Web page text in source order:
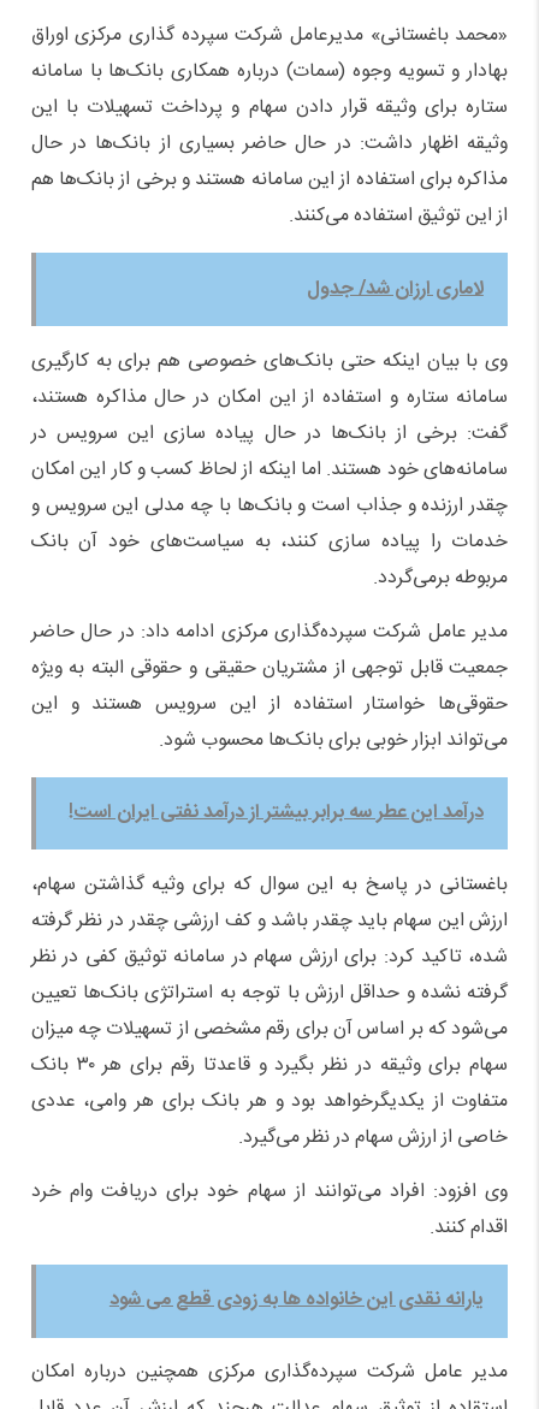
«محمد باغستانی» مدیرعامل شرکت سپرده گذاری مرکزی اوراق
بهادار و تسویه وجوه (سمات) درباره همکاری بانک‌ها با سامانه
ستاره برای وثیقه قرار دادن سهام و پرداخت تسهیلات با این
وثیقه اظهار داشت: در حال حاضر بسیاری از بانک‌ها در حال
مذاکره برای استفاده از این سامانه هستند و برخی از بانک‌ها هم
از این توثیق استفاده می‌کنند.
لاماری ارزان شد/ جدول
وی با بیان اینکه حتی بانک‌های خصوصی هم برای به کارگیری
سامانه ستاره و استفاده از این امکان در حال مذاکره هستند،
گفت: برخی از بانک‌ها در حال پیاده سازی این سرویس در
سامانه‌های خود هستند. اما اینکه از لحاظ کسب و کار این امکان
چقدر ارزنده و جذاب است و بانک‌ها با چه مدلی این سرویس و
خدمات را پیاده سازی کنند، به سیاست‌های خود آن بانک
مربوطه برمی‌گردد.
مدیر عامل شرکت سپرده‌گذاری مرکزی ادامه داد: در حال حاضر
جمعیت قابل توجهی از مشتریان حقیقی و حقوقی البته به ویژه
حقوقی‌ها خواستار استفاده از این سرویس هستند و این
می‌تواند ابزار خوبی برای بانک‌ها محسوب شود.
درآمد این عطر سه برابر بیشتر از درآمد نفتی ایران است!
باغستانی در پاسخ به این سوال که برای وثیه گذاشتن سهام،
ارزش این سهام باید چقدر باشد و کف ارزشی چقدر در نظر گرفته
شده، تاکید کرد: برای ارزش سهام در سامانه توثیق کفی در نظر
گرفته نشده و حداقل ارزش با توجه به استراتژی بانک‌ها تعیین
می‌شود که بر اساس آن برای رقم مشخصی از تسهیلات چه میزان
سهام برای وثیقه در نظر بگیرد و قاعدتا رقم برای هر ۳۰ بانک
متفاوت از یکدیگرخواهد بود و هر بانک برای هر وامی، عددی
خاصی از ارزش سهام در نظر می‌گیرد.
وی افزود: افراد می‌توانند از سهام خود برای دریافت وام خرد
اقدام کنند.
یارانه نقدی این خانواده ها به زودی قطع می شود
مدیر عامل شرکت سپرده‌گذاری مرکزی همچنین درباره امکان